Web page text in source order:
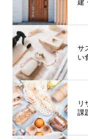
建
サ
い
リ
課